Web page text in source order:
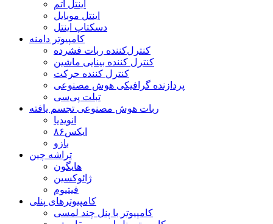
اینتل اتم
اینتل موبایل
دسکتاپ اینتل
کامپیوتر دامنه
کنترل‌کننده ربات فشرده
کنترل کننده بینایی ماشین
کنترل کننده حرکت
پردازنده گرافیکی هوش مصنوعی
تبلت پی‌سی
ربات هوش مصنوعی تجسم یافته
انویدیا
ایکس۸۶
بازو
تراشه چین
هایگون
ژائوکسین
فیتیوم
کامپیوترهای پنلی
کامپیوتر با پنل چند لمسی